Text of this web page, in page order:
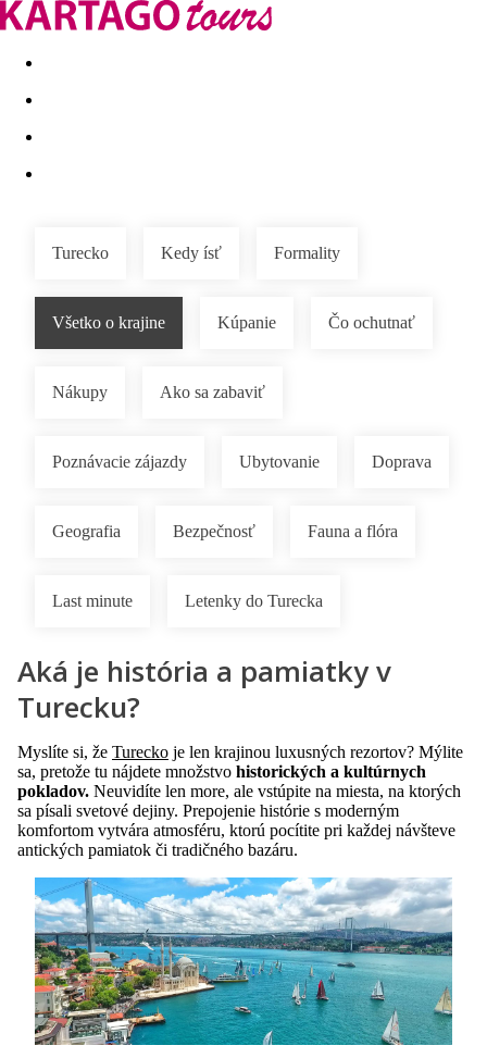
Last minute Dovolenkové kluby
Turecko Kedy ísť Formality
Všetko o krajine Kúpanie Čo ochutnať
Nákupy Ako sa zabaviť
Poznávacie zájazdy Ubytovanie Doprava
Geografia Bezpečnosť Fauna a flóra
Last minute Letenky do Turecka
Aká je história a pamiatky v
Turecku?
Myslíte si, že Turecko je len krajinou luxusných rezortov? Mýlite
sa, pretože tu nájdete množstvo historických a kultúrnych
pokladov. Neuvidíte len more, ale vstúpite na miesta, na ktorých
sa písali svetové dejiny. Prepojenie histórie s moderným
komfortom vytvára atmosféru, ktorú pocítite pri každej návšteve
antických pamiatok či tradičného bazáru.